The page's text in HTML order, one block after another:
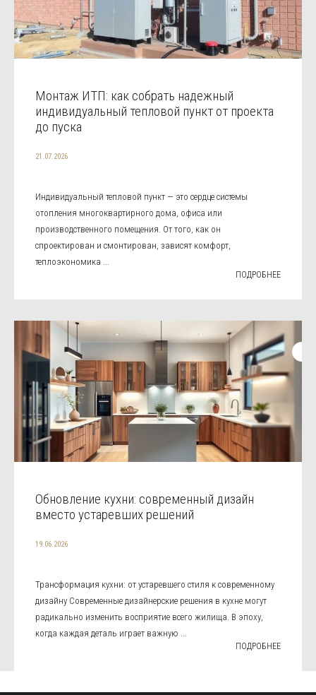
Монтаж ИТП: как собрать надежный
индивидуальный тепловой пункт от проекта
до пуска
21.07.2026
Индивидуальный тепловой пункт — это сердце системы
отопления многоквартирного дома, офиса или
производственного помещения. От того, как он
спроектирован и смонтирован, зависят комфорт,
теплоэкономика ...
ПОДРОБНЕЕ
Обновление кухни: современный дизайн
вместо устаревших решений
19.06.2026
Трансформация кухни: от устаревшего стиля к современному
дизайну Современные дизайнерские решения в кухне могут
радикально изменить восприятие всего жилища. В эпоху,
когда каждая деталь играет важную ...
ПОДРОБНЕЕ